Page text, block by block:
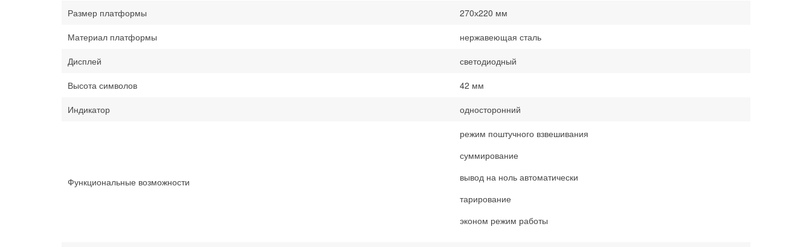
Размер платформы
270х220 мм
Материал платформы
нержавеющая сталь
Дисплей
светодиодный
Высота символов
42 мм
Индикатор
односторонний
Функциональные возможности
режим поштучного взвешивания
суммирование
вывод на ноль автоматически
тарирование
эконом режим работы